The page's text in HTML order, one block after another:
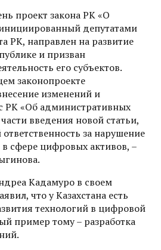
проект закона РК «О
депутатами
РК, направлен на развитие
и призван
его субъектов.
законопроекте
изменений и
РК «Об административных
введения новой статьи,
за нарушение
в сфере цифровых активов, –
Кадамуро в своем
что у Казахстана есть
технологий в цифровой
пример тому – разработка